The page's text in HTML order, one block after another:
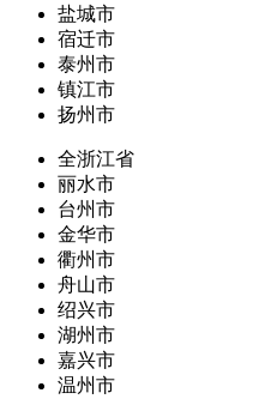
盐城市
宿迁市
泰州市
镇江市
扬州市
全浙江省
丽水市
台州市
金华市
衢州市
舟山市
绍兴市
湖州市
嘉兴市
温州市